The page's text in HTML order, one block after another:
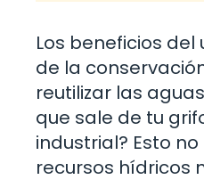
Los beneficios
de la
reutilizar las
que sale de tu
industrial? Esto
recursos hídricos